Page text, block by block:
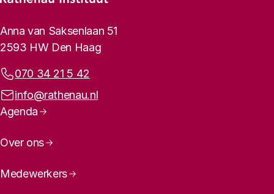
Rathenau logo, naar de homepage
Contactinformatie
Anna van Saksenlaan 51
2593 HW Den Haag
Telefoonnummer:
070 34 21 5 42
E-mailadres:
info@rathenau.nl
Paginanavigatie
Agenda
Over ons
Medewerkers